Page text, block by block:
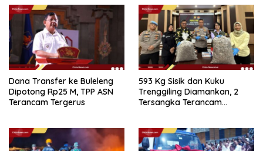
Dana Transfer ke Buleleng
Dipotong Rp25 M, TPP ASN
Terancam Tergerus
593 Kg Sisik dan Kuku
Trenggiling Diamankan, 2
Tersangka Terancam